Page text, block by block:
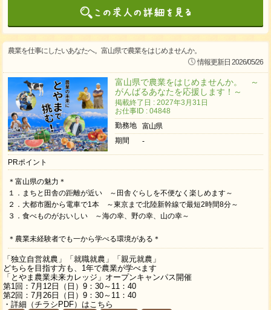
農業を仕事にしたいあなたへ。富山県で農業をはじめませんか。
情報更新日 2026/05/26
富山県で農業をはじめませんか。 ～
がんばるあなたを応援します！～
掲載終了日 : 2027年3月31日
お仕事ID : 04848
勤務地
富山県
期間
-
PRポイント
＊富山県の魅力＊
１．まちと田舎の距離が近い ～田舎ぐらしを不便なく楽しめます～
２．大都市圏から電車で1本 ～東京まで北陸新幹線で最短2時間8分～
３．食べものがおいしい ～海の幸、野の幸、山の幸～
＊農業未経験者でも一から学べる環境がある＊
「独立自営就農」「就職就農」「親元就農」
どちらを目指す方も、1年で農業が学べます
「とやま農業未来カレッジ」オープンキャンパス開催
第1回：7月12日（日）9：30～11：40
第2回：7月26日（日）9：30～11：40
・詳細（チラシPDF）はこちら